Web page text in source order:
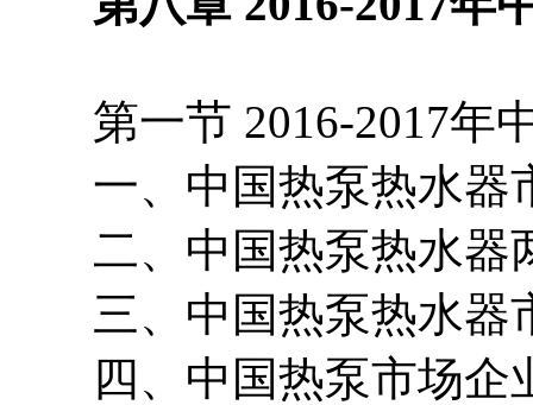
第一节 2016-2017年
一、中国热泵热水器
二、中国热泵热水器
三、中国热泵热水器
四、中国热泵市场企